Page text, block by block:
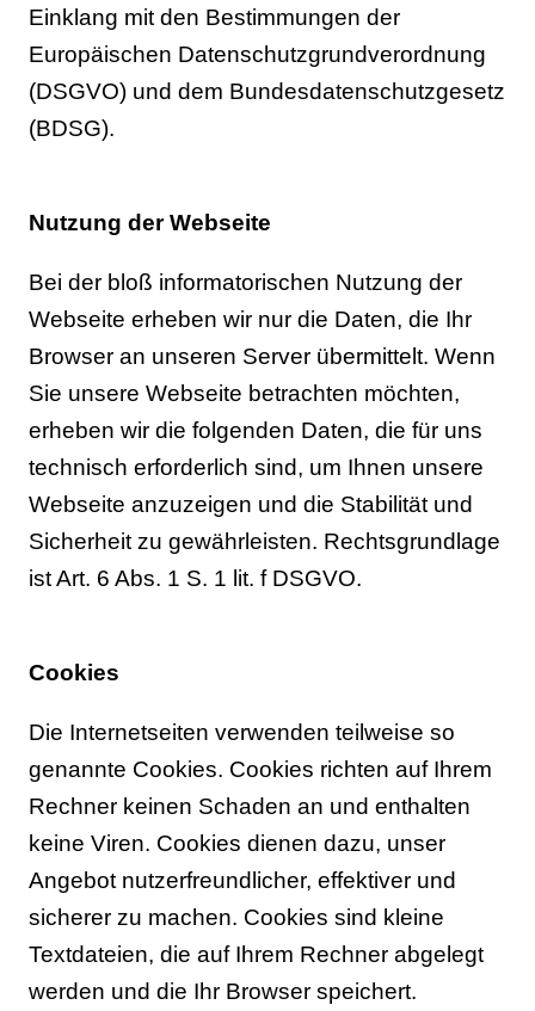
Einklang mit den Bestimmungen der
Europäischen Datenschutzgrundverordnung
(DSGVO) und dem Bundesdatenschutzgesetz
(BDSG).
Nutzung der Webseite
Bei der bloß informatorischen Nutzung der
Webseite erheben wir nur die Daten, die Ihr
Browser an unseren Server übermittelt. Wenn
Sie unsere Webseite betrachten möchten,
erheben wir die folgenden Daten, die für uns
technisch erforderlich sind, um Ihnen unsere
Webseite anzuzeigen und die Stabilität und
Sicherheit zu gewährleisten. Rechtsgrundlage
ist Art. 6 Abs. 1 S. 1 lit. f DSGVO.
Cookies
Die Internetseiten verwenden teilweise so
genannte Cookies. Cookies richten auf Ihrem
Rechner keinen Schaden an und enthalten
keine Viren. Cookies dienen dazu, unser
Angebot nutzerfreundlicher, effektiver und
sicherer zu machen. Cookies sind kleine
Textdateien, die auf Ihrem Rechner abgelegt
werden und die Ihr Browser speichert.